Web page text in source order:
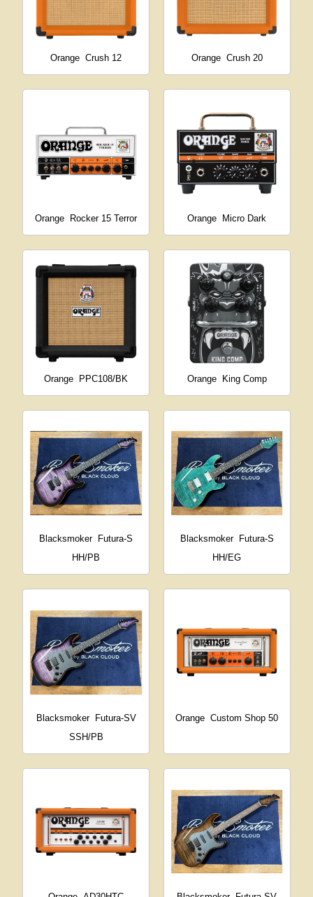
Orange Crush 12 Orange Crush 20
Orange Rocker 15 Terror Orange Micro Dark
Orange PPC108/BK Orange King Comp
Blacksmoker
Futura-S
HH/PB
Blacksmoker
Futura-S
HH/EG
Blacksmoker
Futura-SV
SSH/PB
Orange Custom Shop 50